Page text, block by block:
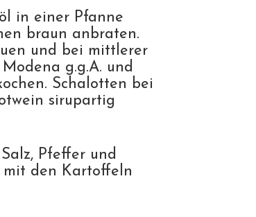
in einer Pfanne
braun anbraten.
und bei mittlerer
g.g.A. und
Schalotten bei
sirupartig
Pfeffer und
mit den Kartoffeln